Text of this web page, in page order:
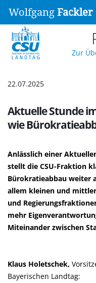
Wolfgang Fackler
Zur
22.07.2025
Aktuelle Stunde
wie
Anlässlich einer
stellt die CSU-Fraktion
Bürokratieabbau weiter
allem kleinen und
und
mehr
Miteinander zwischen
Klaus Holetschek,
Bayerischen Landtag: